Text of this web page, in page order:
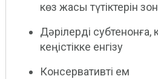
көз жасы түтіктерін
Дәрілерді субтенонға,
кеңістікке енгізу
Консервативті ем